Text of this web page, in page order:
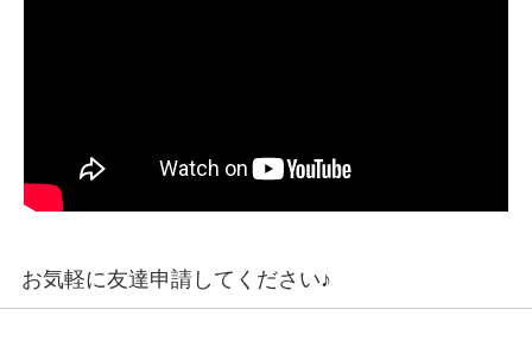
お気軽に友達申請してください♪